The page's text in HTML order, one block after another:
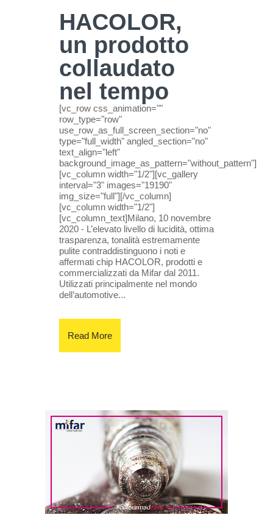
HACOLOR,
un prodotto
collaudato
nel tempo
[vc_row css_animation=""
row_type="row"
use_row_as_full_screen_section="no"
type="full_width" angled_section="no"
text_align="left"
background_image_as_pattern="without_pattern"]
[vc_column width="1/2"][vc_gallery
interval="3" images="19190"
img_size="full"][/vc_column]
[vc_column width="1/2"]
[vc_column_text]Milano, 10 novembre
2020 - L’elevato livello di lucidità, ottima
trasparenza, tonalità estremamente
pulite contraddistinguono i noti e
affermati chip HACOLOR, prodotti e
commercializzati da Mifar dal 2011.
Utilizzati principalmente nel mondo
dell’automotive...
Read More